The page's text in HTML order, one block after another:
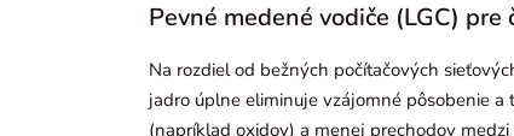
Pevné medené vodiče (LGC) pre
Na rozdiel od bežných počítačových
jadro úplne eliminuje vzájomné pôsobenie
(napríklad oxidov) a menej prechodov